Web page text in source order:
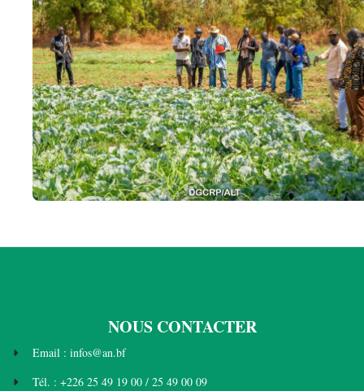
NOUS CONTACTER
Email : infos@an.bf
Tél. : +226 25 49 19 00 / 25 49 00 09